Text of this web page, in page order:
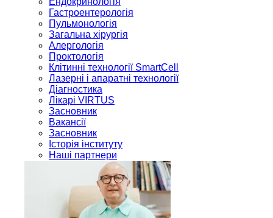
Гастроентерологія
Пульмонологія
Загальна хірургія
Алергологія
Проктологія
Клітинні технології SmartCell
Лазерні і апаратні технології
Діагностика
Лікарі VIRTUS
Засновник
Вакансії
Засновник
Історія інституту
Наші партнери